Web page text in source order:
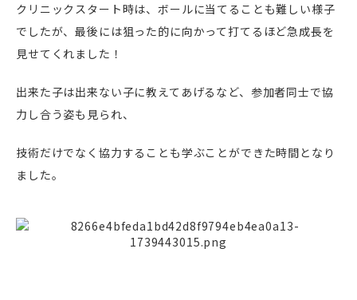
クリニックスタート時は、ボールに当てることも難しい様子
でしたが、最後には狙った的に向かって打てるほど急成長を
見せてくれました！
出来た子は出来ない子に教えてあげるなど、参加者同士で協
力し合う姿も見られ、
技術だけでなく協力することも学ぶことができた時間となり
ました。